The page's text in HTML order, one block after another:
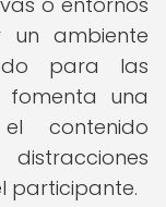
un ambiente
para las
fomenta una
contenido
participante.